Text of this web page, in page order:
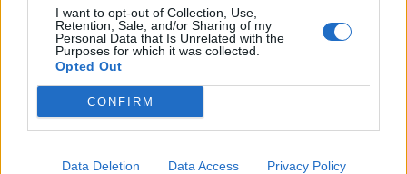
I want to opt-out of Collection, Use,
Retention, Sale, and/or Sharing of my
Personal Data that Is Unrelated with the
Purposes for which it was collected.
Opted Out
CONFIRM
Data Deletion Data Access Privacy Policy
05/05/2022
Πείτε το διαστροφή, πείτε το περιέργεια, ωστόσο υπάρχουν
αρκετοί άνθρωποι που παρακολουθούν ντοκιμαντέρ με
αληθινά…
CRIME SCENE